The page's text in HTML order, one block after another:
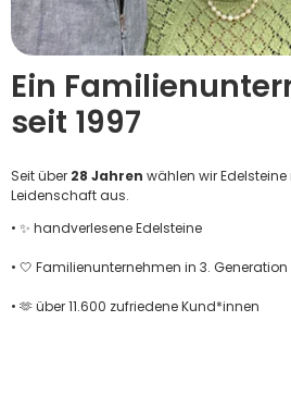
Ein
seit 1997
Seit über 28 Jahren wählen wir
Leidenschaft aus.
• ✨ handverlesene Edelsteine
• 🤍 Familienunternehmen in 3. Generation
• 🫶 über 11.600 zufriedene Kund*innen